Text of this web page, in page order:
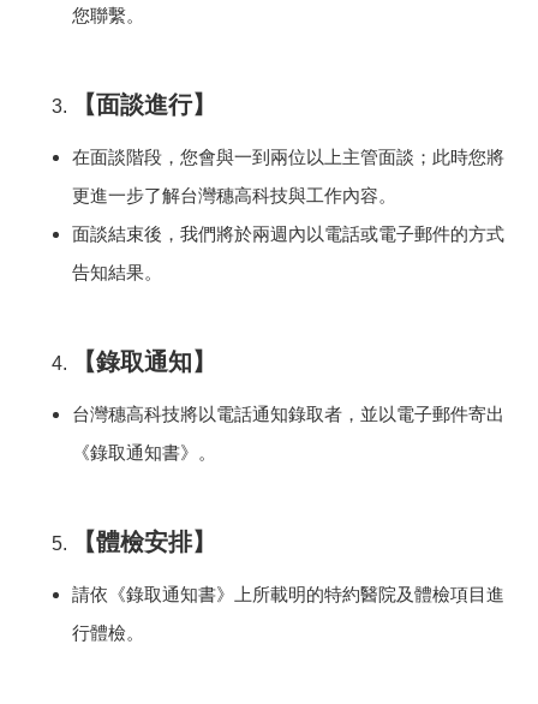
您聯繫。
【面談進行】
在面談階段，您會與一到兩位以上主管面談；此時您將
更進一步了解台灣穗高科技與工作內容。
面談結束後，我們將於兩週內以電話或電子郵件的方式
告知結果。
【錄取通知】
台灣穗高科技將以電話通知錄取者，並以電子郵件寄出
《錄取通知書》。
【體檢安排】
請依《錄取通知書》上所載明的特約醫院及體檢項目進
行體檢。